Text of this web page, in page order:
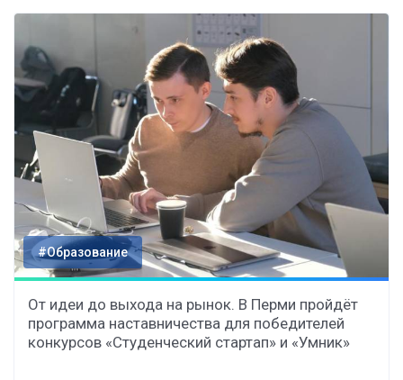
#Образование
От идеи до выхода на рынок. В Перми пройдёт
программа наставничества для победителей
конкурсов «Студенческий стартап» и «Умник»